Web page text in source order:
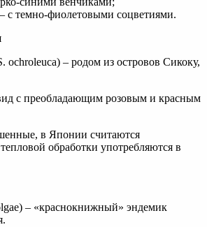
с темно-фиолетовыми соцветиями.
ochroleuca) – родом из островов Сикоку,
с преобладающим розовым и красным
в Японии считаются
обработки употребляются в
– «краснокнижный» эндемик